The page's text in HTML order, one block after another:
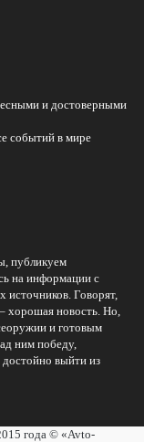
и достоверными
событий в мире
публикуем
на информации с
источников. Говорят,
хорошая новость. Но,
и готовым
ним победу,
выйти из
года © «Avto-